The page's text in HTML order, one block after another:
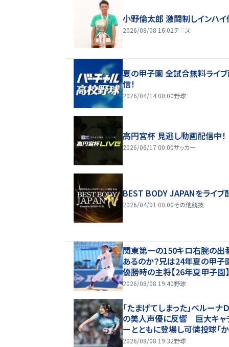
小野倫太郎 激闘制しインハ
2026/08/08 16:02テニス
夏の甲子園 全試合無料ライ
信！
2026/04/14 00:00野球
高円宮杯 見逃し動画配信中！
2026/06/17 00:00サッカー
BEST BODY JAPANをライブ
2026/04/01 00:00その他競技
関東第一の150キロ右腕の出
あるのか？兄は24年夏の甲子
優勝時の主将【26年夏甲子園】
2026/08/08 19:40野球
「たまげてしまった」ベルーナ
の美人声優に反響 巨大キャ
ーとともに登場し可憐投球「
い」
2026/08/08 19:32野球